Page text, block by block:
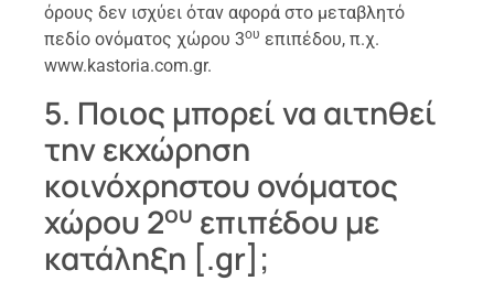
όρους δεν ισχύει όταν αφορά στο μεταβλητό
πεδίο ονόματος χώρου 3ου επιπέδου, π.χ.
www.kastoria.com.gr.
5. Ποιος μπορεί να αιτηθεί
την εκχώρηση
κοινόχρηστου ονόματος
χώρου 2ου επιπέδου με
κατάληξη [.gr];